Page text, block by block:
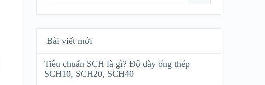
Bài viết mới
Tiêu chuẩn SCH là gì? Độ dày ống thép
SCH10, SCH20, SCH40